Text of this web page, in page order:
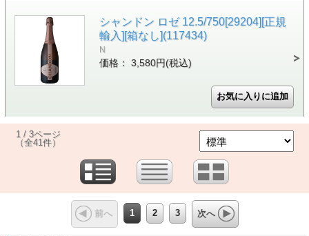
シャンドン ロゼ 12.5/750[29204][正規
輸入][箱なし](117434)
N
価格： 3,580円(税込)
1 / 3ページ
（全41件）
前へ 1 2 3 次へ